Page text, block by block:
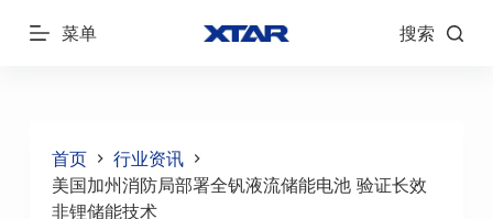
跳
菜单 搜索
首页
行业资讯
美国加州消防局部署全钒液流储能电池 验证长效
非锂储能技术